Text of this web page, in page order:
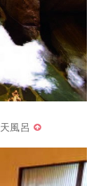
風呂